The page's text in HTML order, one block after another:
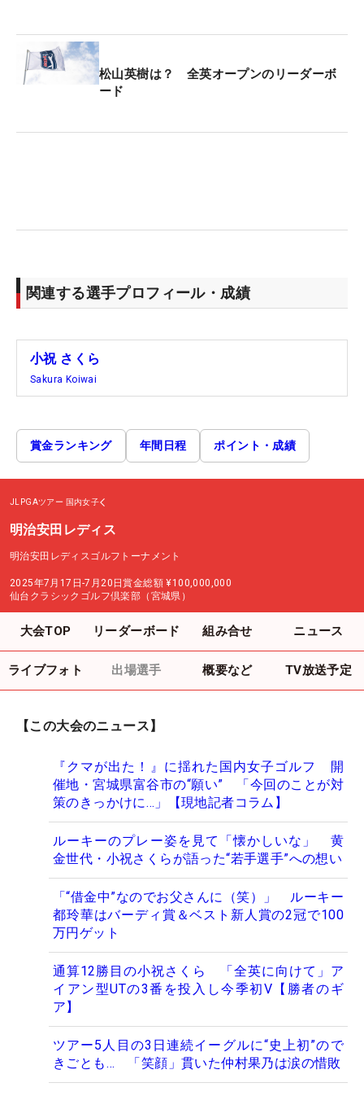
松山英樹は？ 全英オープンのリーダーボ
ード
関連する選手プロフィール・成績
小祝 さくら
Sakura Koiwai
賞金ランキング 年間日程 ポイント・成績
JLPGAツアー 国内女子
明治安田レディス
明治安田レディスゴルフトーナメント
2025年7月17日-7月20日賞金総額 ¥100,000,000
仙台クラシックゴルフ倶楽部（宮城県）
大会TOP リーダーボード 組み合せ ニュース
ライブフォト 出場選手 概要など TV放送予定
【この大会のニュース】
『クマが出た！』に揺れた国内女子ゴルフ 開
催地・宮城県富谷市の“願い” 「今回のことが対
策のきっかけに…」【現地記者コラム】
ルーキーのプレー姿を見て「懐かしいな」 黄
金世代・小祝さくらが語った“若手選手”への想い
「“借金中”なのでお父さんに（笑）」 ルーキー
都玲華はバーディ賞＆ベスト新人賞の2冠で100
万円ゲット
通算12勝目の小祝さくら 「全英に向けて」ア
イアン型UTの3番を投入し今季初V【勝者のギ
ア】
ツアー5人目の3日連続イーグルに“史上初”ので
きごとも… 「笑顔」貫いた仲村果乃は涙の惜敗